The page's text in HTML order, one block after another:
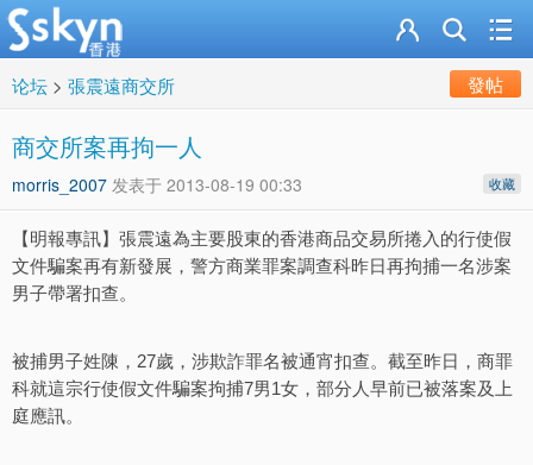
论坛 > 張震遠商交所 發帖
商交所案再拘一人
收藏
morris_2007 发表于 2013-08-19 00:33
【明報專訊】張震遠為主要股東的香港商品交易所捲入的行使假
文件騙案再有新發展，警方商業罪案調查科昨日再拘捕一名涉案
男子帶署扣查。
被捕男子姓陳，27歲，涉欺詐罪名被通宵扣查。截至昨日，商罪
科就這宗行使假文件騙案拘捕7男1女，部分人早前已被落案及上
庭應訊。